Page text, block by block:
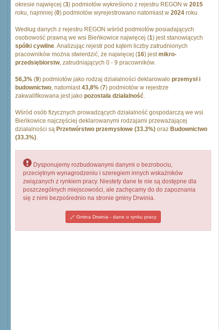
okresie najwięcej (3) podmiotów wykreślono z rejestru REGON w 2015
roku, najmniej (0) podmiotów wyrejestrowano natomiast w 2024 roku.
Według danych z rejestru REGON wśród podmiotów posiadających
osobowość prawną we wsi Bieńkowice najwięcej (1) jest stanowiących
spólki cywilne. Analizując rejestr pod kątem liczby zatrudnionych
pracowników można stwierdzić, że najwięcej (16) jestmikro-
przedsiębiorstw, zatrudniających 0 - 9 pracowników.
56,3% (9) podmiotów jako rodzaj działalności deklarowało przemysł i
budownictwo, natomiast43,8% (7) podmiotów w rejestrze
zakwalifikowana jest jako pozostała działalność.
Wśród osób fizycznych prowadzących działalność gospodarczą we wsi
Bieńkowice najczęściej deklarowanymi rodzajami przeważającej
działalności są Przetwórstwo przemysłowe (33.3%) oraz Budownictwo
(33.3%).
Dysponujemy rozbudowanymi danymi o bezrobociu,
przeciętnym wynagrodzeniu i szeregiem innych wskaźników
związanych z rynkiem pracy. Niestety dane te nie są dostępne dla
poszczególnych miejscowości, ale zachęcamy do do zapoznania
się z nimi bezpośrednio na stronie gminy Drwinia.
Gmina Drwinia - dane o rynku pracy